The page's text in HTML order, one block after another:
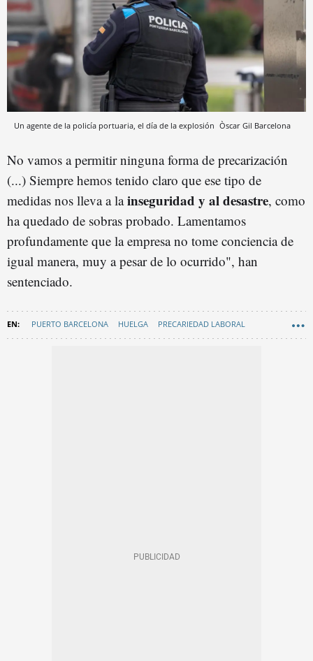
Un agente de la policía portuaria, el día de la explosión Òscar Gil Barcelona
No vamos a permitir ninguna forma de precarización
(...) Siempre hemos tenido claro que ese tipo de
medidas nos lleva a lainseguridad y al desastre, como
ha quedado de sobras probado. Lamentamos
profundamente que la empresa no tome conciencia de
igual manera, muy a pesar de lo ocurrido", han
sentenciado.
PUERTO BARCELONA HUELGA PRECARIEDAD LABORAL